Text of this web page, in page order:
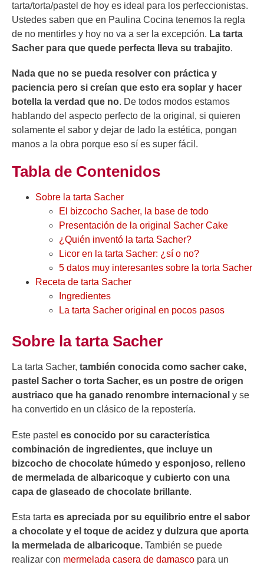
tarta/torta/pastel de hoy es ideal para los perfeccionistas.
Ustedes saben que en Paulina Cocina tenemos la regla
de no mentirles y hoy no va a ser la excepción. La tarta
Sacher para que quede perfecta lleva su trabajito.
Nada que no se pueda resolver con práctica y
paciencia pero si creían que esto era soplar y hacer
botella la verdad que no. De todos modos estamos
hablando del aspecto perfecto de la original, si quieren
solamente el sabor y dejar de lado la estética, pongan
manos a la obra porque eso sí es super fácil.
Tabla de Contenidos
Sobre la tarta Sacher
El bizcocho Sacher, la base de todo
Presentación de la original Sacher Cake
¿Quién inventó la tarta Sacher?
Licor en la tarta Sacher: ¿sí o no?
5 datos muy interesantes sobre la torta Sacher
Receta de tarta Sacher
Ingredientes
La tarta Sacher original en pocos pasos
Sobre la tarta Sacher
La tarta Sacher, también conocida como sacher cake,
pastel Sacher o torta Sacher, es un postre de origen
austriaco que ha ganado renombre internacional y se
ha convertido en un clásico de la repostería.
Este pastel es conocido por su característica
combinación de ingredientes, que incluye un
bizcocho de chocolate húmedo y esponjoso, relleno
de mermelada de albaricoque y cubierto con una
capa de glaseado de chocolate brillante.
Esta tarta es apreciada por su equilibrio entre el sabor
a chocolate y el toque de acidez y dulzura que aporta
la mermelada de albaricoque. También se puede
realizar con mermelada casera de damasco para un